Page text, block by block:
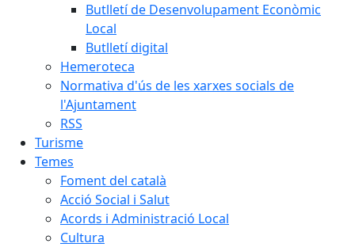
Butlletí de Desenvolupament Econòmic
Local
Butlletí digital
Hemeroteca
Normativa d'ús de les xarxes socials de
l'Ajuntament
RSS
Turisme
Temes
Foment del català
Acció Social i Salut
Acords i Administració Local
Cultura